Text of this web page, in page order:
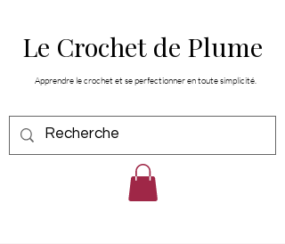
Le Crochet de Plume
Apprendre le crochet et se perfectionner en toute simplicité.